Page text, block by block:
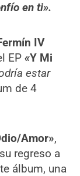
en ti».
IV
EP«Y Mi
estar
de 4
Amor»,
regreso a
álbum, una